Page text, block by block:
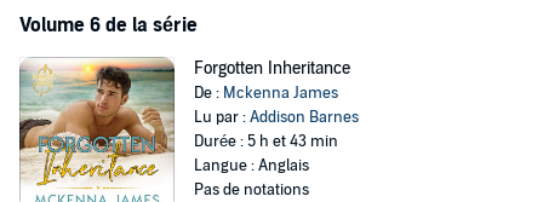
Volume 6 de la série
Forgotten Inheritance
De : Mckenna James
Lu par :Addison Barnes
Durée : 5 h et 43 min
Langue : Anglais
Pas de notations